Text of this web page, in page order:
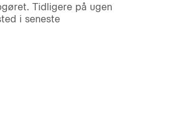
Tidligere på ugen
i seneste